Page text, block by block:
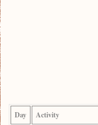
Day Activity